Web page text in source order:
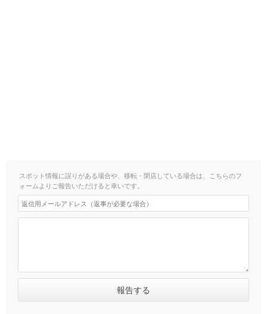
スポット情報に誤りがある場合や、移転・閉店している場合は、こちらのフ
ォームよりご報告いただけると幸いです。